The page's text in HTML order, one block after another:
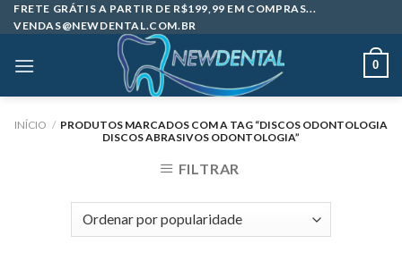
Skip
to
FRETE GRÁTIS A PARTIR DE R$199,99 EM COMPRAS...
VENDAS@NEWDENTAL.COM.BR
0
INÍCIO / PRODUTOS MARCADOS COM A TAG “DISCOS ODONTOLOGIA
DISCOS ABRASIVOS ODONTOLOGIA”
FILTRAR